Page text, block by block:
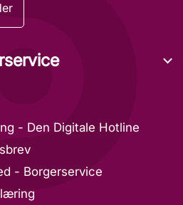
- Den Digitale Hotline
- Borgerservice